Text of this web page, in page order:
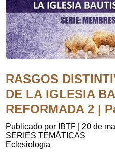
RASGOS
DE LA IGLESIA
REFORMADA 2 |
Publicado por IBTF
20 de
SERIES TEMÁTICAS
Eclesiología